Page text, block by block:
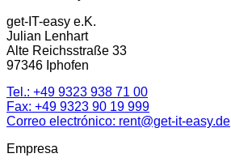
get-IT-easy e.K.
Julian Lenhart
Alte Reichsstraße 33
97346 Iphofen
Tel.: +49 9323 938 71 00
Fax: +49 9323 90 19 999
Correo electrónico: rent@get-it-easy.de
Empresa